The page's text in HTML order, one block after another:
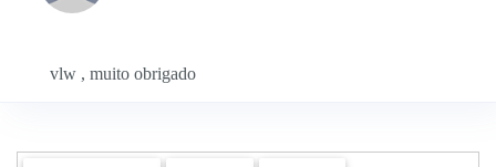
vlw , muito obrigado